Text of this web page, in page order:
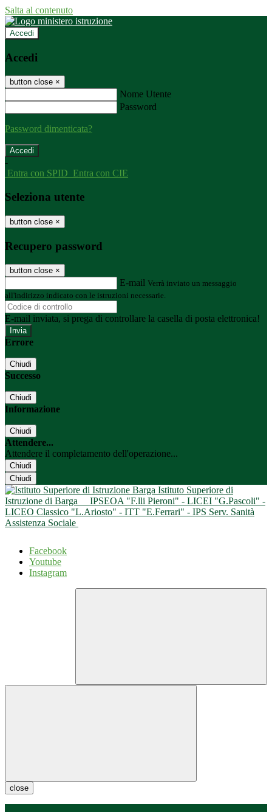
Salta al contenuto
Accedi
Accedi
button close ×
Nome Utente
Password
Password dimenticata?
-
Entra con SPID Entra con CIE
Seleziona utente
button close ×
Recupero password
button close ×
E-mail Verrà inviato un messaggio
all'indirizzo indicato con le istruzioni necessarie.
E-mail inviata, si prega di controllare la casella di posta elettronica!
Errore
Chiudi
Successo
Chiudi
Informazione
Chiudi
Attendere...
Attendere il completamento dell'operazione...
Chiudi
Chiudi
Istituto Superiore di
Istruzione di Barga
IPSEOA "F.lli Pieroni" - LICEI "G.Pascoli" -
LICEO Classico "L.Ariosto" - ITT "E.Ferrari" - IPS Serv. Sanità
Assistenza Sociale
Facebook
Youtube
Instagram
close